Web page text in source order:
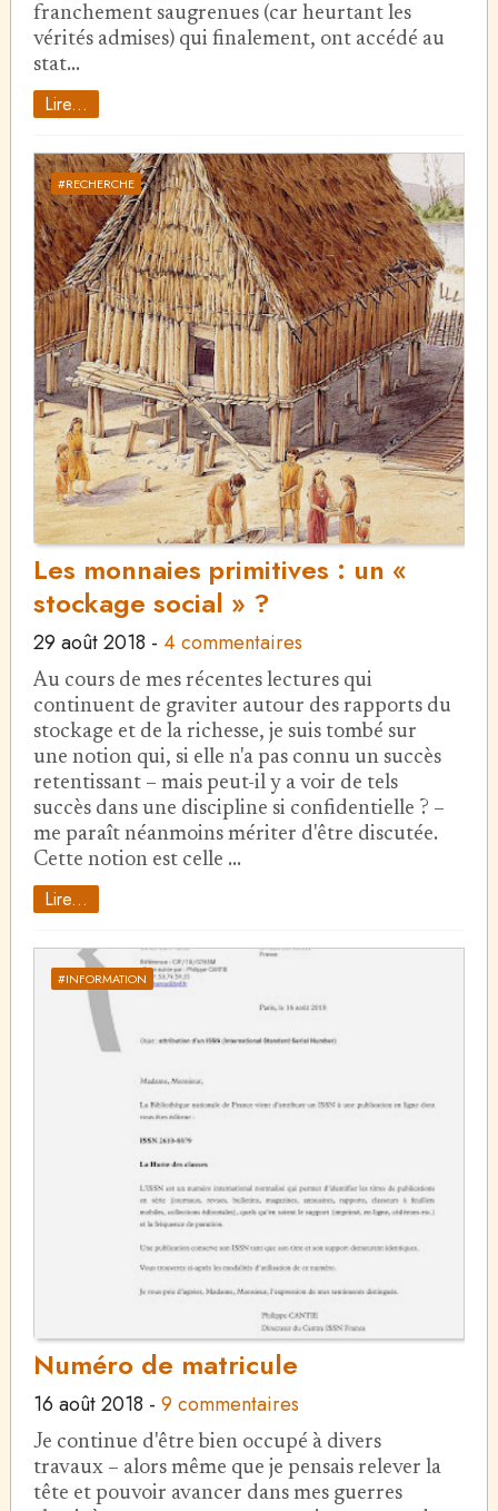
franchement saugrenues (car heurtant les
vérités admises) qui finalement, ont accédé au
stat…
Lire...
#RECHERCHE
Les monnaies primitives : un «
stockage social » ?
29 août 2018 - 4 commentaires
Au cours de mes récentes lectures qui
continuent de graviter autour des rapports du
stockage et de la richesse, je suis tombé sur
une notion qui, si elle n'a pas connu un succès
retentissant – mais peut-il y a voir de tels
succès dans une discipline si confidentielle ? –
me paraît néanmoins mériter d'être discutée.
Cette notion est celle …
Lire...
#INFORMATION
Numéro de matricule
16 août 2018 - 9 commentaires
Je continue d'être bien occupé à divers
travaux – alors même que je pensais relever la
tête et pouvoir avancer dans mes guerres